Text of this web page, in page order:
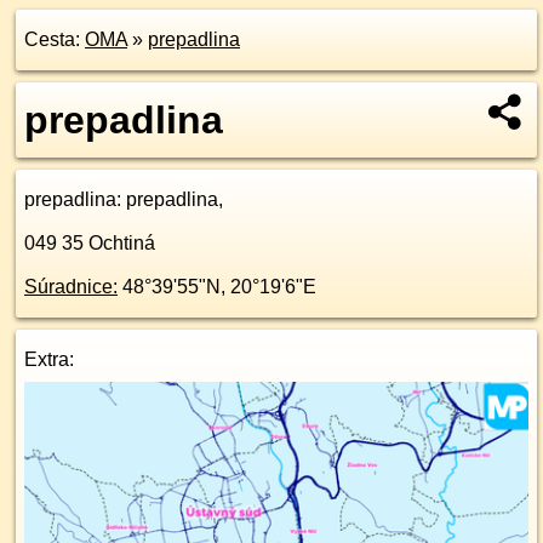
Cesta: OMA» prepadlina
prepadlina
prepadlina: prepadlina,
049 35 Ochtiná
Súradnice: 48°39'55"N , 20°19'6"E
Extra: